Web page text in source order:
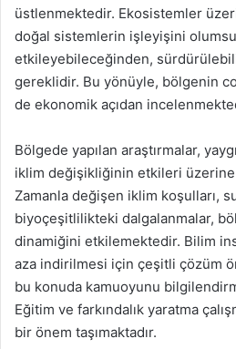
üstlenmektedir. Ekosistemler
doğal sistemlerin işleyişini
etkileyebileceğinden,
gereklidir. Bu yönüyle, bölgenin
de ekonomik açıdan
Bölgede yapılan araştırmalar,
iklim değişikliğinin etkileri üzerine
Zamanla değişen iklim koşulları,
biyoçeşitlilikteki dalgalanmalar,
dinamiğini etkilemektedir. Bilim
aza indirilmesi için çeşitli çözüm
bu konuda kamuoyunu
Eğitim ve farkındalık yaratma
bir önem taşımaktadır.